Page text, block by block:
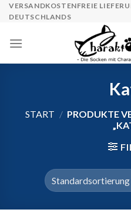
SkipVERSANDKOSTENFREIE
DEUTSCHLANDS
START / PRODUKTE